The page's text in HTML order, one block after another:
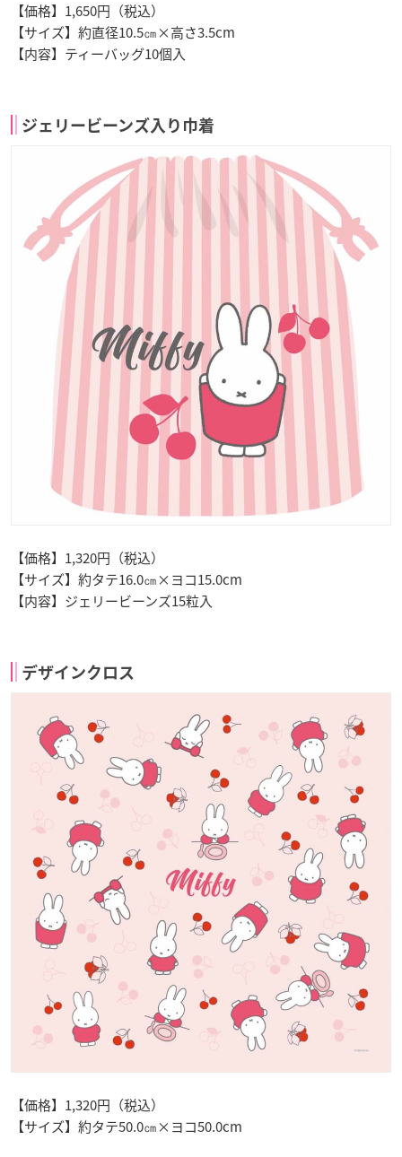
【価格】1,650円（税込）
【サイズ】約直径10.5㎝×高さ3.5cm
【内容】ティーバッグ10個入
ジェリービーンズ入り巾着
【価格】1,320円（税込）
【サイズ】約タテ16.0㎝×ヨコ15.0cm
【内容】ジェリービーンズ15粒入
デザインクロス
【価格】1,320円（税込）
【サイズ】約タテ50.0㎝×ヨコ50.0cm